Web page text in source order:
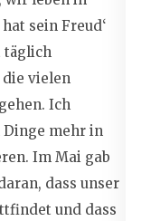
sein Freud‘
täglich
vielen
Ich
Dinge mehr in
Im Mai gab
dass unser
und dass